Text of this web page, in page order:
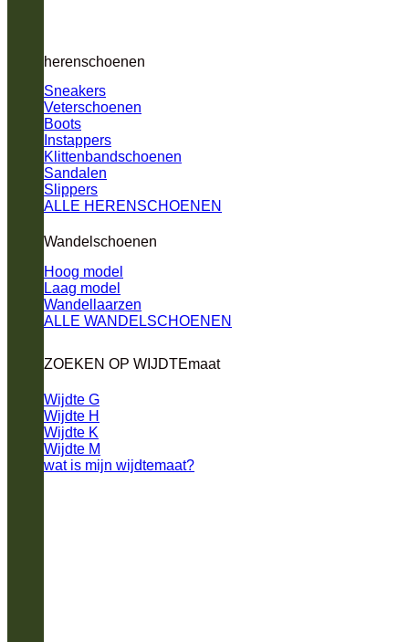
herenschoenen
Sneakers
Veterschoenen
Boots
Instappers
Klittenbandschoenen
Sandalen
Slippers
ALLE HERENSCHOENEN
Wandelschoenen
Hoog model
Laag model
Wandellaarzen
ALLE WANDELSCHOENEN
ZOEKEN OP WIJDTEmaat
Wijdte G
Wijdte H
Wijdte K
Wijdte M
wat is mijn wijdtemaat?